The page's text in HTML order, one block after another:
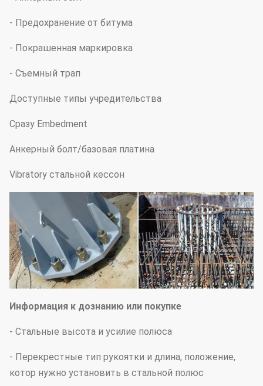
- Предохранение от битума
- Покрашенная маркировка
- Съемный трап
Доступные типы учредительства
Сразу Embedment
Анкерный болт/базовая платина
Vibratory стальной кессон
Информация к дознанию или покупке
- Стальные высота и усилие полюса
- Перекрестные тип рукоятки и длина, положение,
котор нужно установить в стальной полюс